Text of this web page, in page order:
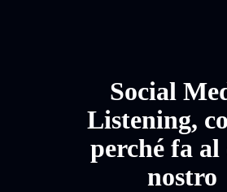
Social
Listening,
perché fa al
nostro